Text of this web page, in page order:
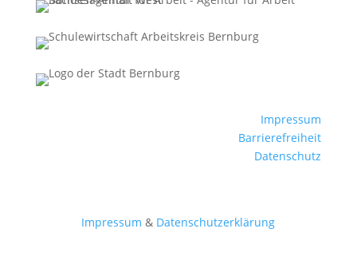
Impressum
Barrierefreiheit
Datenschutz
Impressum & Datenschutzerklärung